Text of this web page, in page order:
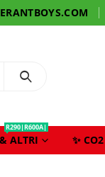
ALTRI
R290|R600A|
✨